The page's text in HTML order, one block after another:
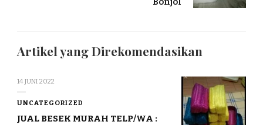
Artikel yang Direkomendasikan
14 JUNI 2022
UNCATEGORIZED
JUAL BESEK MURAH TELP/WA :